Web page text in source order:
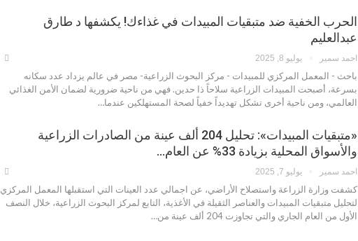
الحرب الخفية ضد متبقيات المبيدات في غذاءك! يكشفها د طارق
عبدالعليم
احمد سمير يوليو 8, 2025
باحث - المعمل المركزي للمبيدات - مركز البحوث الزراعية- مصر في عالم يزداد عدد سكانه
بسرعة، أصبحت المبيدات الزراعية سلاحاً ذا حدين. فهي من ناحية ضرورية لضمان الأمن الغذائي
العالمي، ومن ناحية أخرى تشكل تهديداً خفياً لصحة المستهلكين عندما…
«متبقيات المبيدات»: تحليل 204 ألف عينة من الصادرات الزراعية
والأسواق المحلية بزيادة 33% عن العام…
احمد سمير يوليو 7, 2025
كشفت وزارة الزراعة واستصلاح الأراضي، عن اجمالي عدد العينات التي استقبلها المعمل المركزي
لتحليل متبقيات المبيدات والعناصر الثقيلة في الأغذية، التابع لمركز البحوث الزراعية، خلال النصف
الأول من العام الجاري والتي تجاوزت 204 ألف عينة من…